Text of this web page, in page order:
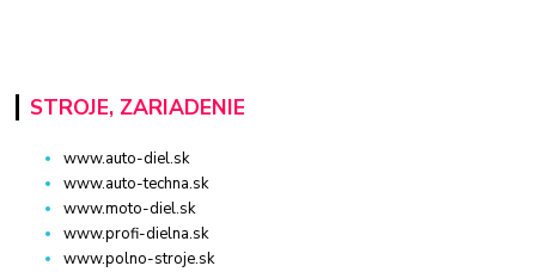
STROJE, ZARIADENIE
www.auto-diel.sk
www.auto-techna.sk
www.moto-diel.sk
www.profi-dielna.sk
www.polno-stroje.sk